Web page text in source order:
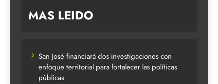
MAS LEIDO
San José financiará dos investigaciones con
enfoque territorial para fortalecer las políticas
públicas